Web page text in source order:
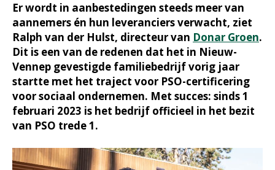
Er wordt in aanbestedingen steeds meer van
aannemers én hun leveranciers verwacht, ziet
Ralph van der Hulst, directeur van Donar Groen.
Dit is een van de redenen dat het in Nieuw-
Vennep gevestigde familiebedrijf vorig jaar
startte met het traject voor PSO-certificering
voor sociaal ondernemen. Met succes: sinds 1
februari 2023 is het bedrijf officieel in het bezit
van PSO trede 1.